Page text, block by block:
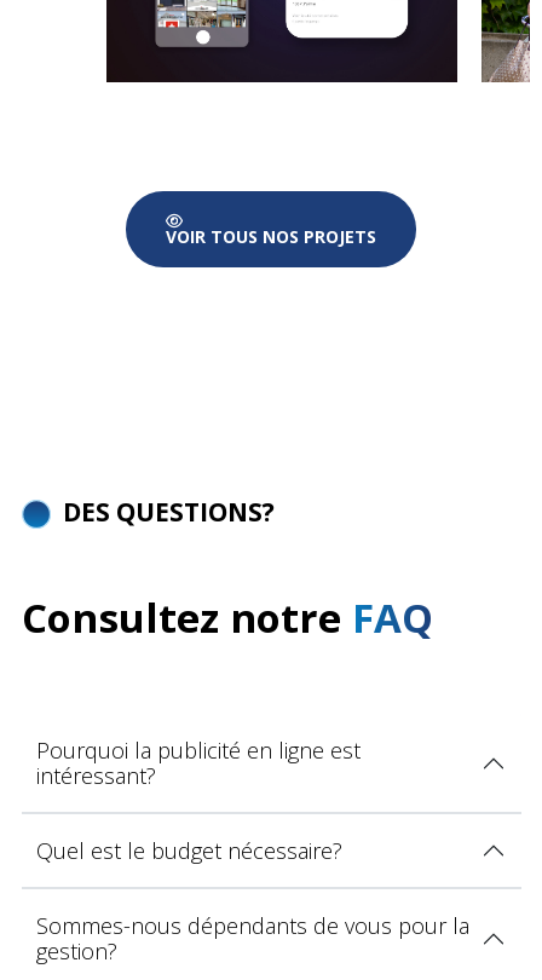
VOIR TOUS NOS PROJETS
DES QUESTIONS?
Consultez notre FAQ
Pourquoi la publicité en ligne est
intéressant?
Quel est le budget nécessaire?
Sommes-nous dépendants de vous pour la
gestion?